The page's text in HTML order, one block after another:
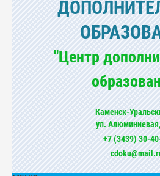
"Центр
Каменск-
ул.
+7 (3439) 30-